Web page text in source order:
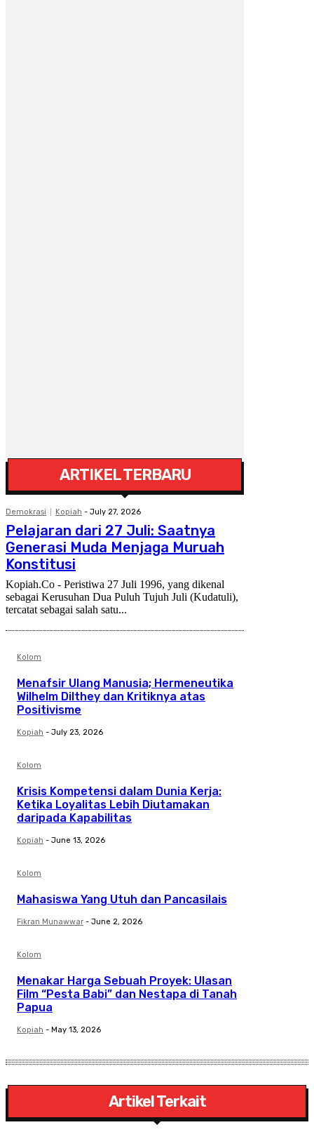
ARTIKEL TERBARU
Demokrasi Kopiah - July 27, 2026
Pelajaran dari 27 Juli: Saatnya
Generasi Muda Menjaga Muruah
Konstitusi
Kopiah.Co - Peristiwa 27 Juli 1996, yang dikenal
sebagai Kerusuhan Dua Puluh Tujuh Juli (Kudatuli),
tercatat sebagai salah satu...
Kolom
Menafsir Ulang Manusia; Hermeneutika
Wilhelm Dilthey dan Kritiknya atas
Positivisme
Kopiah - July 23, 2026
Kolom
Krisis Kompetensi dalam Dunia Kerja:
Ketika Loyalitas Lebih Diutamakan
daripada Kapabilitas
Kopiah - June 13, 2026
Kolom
Mahasiswa Yang Utuh dan Pancasilais
Fikran Munawwar - June 2, 2026
Kolom
Menakar Harga Sebuah Proyek: Ulasan
Film “Pesta Babi” dan Nestapa di Tanah
Papua
Kopiah - May 13, 2026
Artikel Terkait